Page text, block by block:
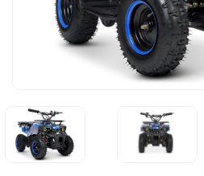
Запчасти
Аксессуары